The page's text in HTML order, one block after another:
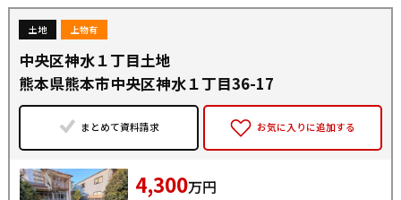
土地 上物有
中央区神水１丁目土地
熊本県熊本市中央区神水１丁目36-17
まとめて資料請求 お気に入りに追加する
4,300万円